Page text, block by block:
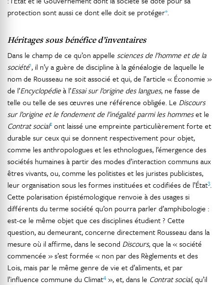
protection sont aussi ce dont elle doit se protéger*.
Héritages sous bénéfice d’inventaires
Dans le champ de ce qu’on appelle sciences de l’homme et de la
société1, il n’y a guère de discipline à la généalogie de laquelle le
nom de Rousseau ne soit associé et qui, de l’article « Économie »
de l’Encyclopédieà l’Essai sur l’origine des langues, ne fasse de
telle ou telle de ses œuvres une référence obligée. Le Discours
sur l’origine et le fondement de l’inégalité parmi les hommeset le
Contrat social2 ont laissé une empreinte particulièrement forte et
durable sur ceux qui se donnent respectivement pour objet,
comme les anthropologues et les ethnologues, l’émergence des
sociétés humaines à partir des modes d’interaction communs aux
êtres vivants, ou, comme les politistes et les juristes publicistes,
leur organisation sous les formes instituées et codifiées de l’État3.
Cette polarisation épistémologique renvoie à des usages si
différents du terme société qu’on pourra parler d’amphibologie :
est-ce le même objet que ces disciplines étudient ? Cette
question, au demeurant, concerne directement Rousseau dans la
mesure où il affirme, dans le second Discours, que la « société
commencée » s’est formée « non par des Règlements et des
Lois, mais par le même genre de vie et d’aliments, et par
l’influence commune du Climat4 », et, dans le Contrat social, qu’il